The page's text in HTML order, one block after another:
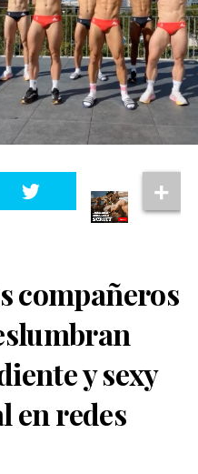
compañeros
y sexy
en redes